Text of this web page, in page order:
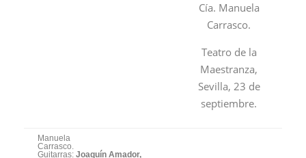
Cía. Manuela
Carrasco.
Teatro de la
Maestranza,
Sevilla, 23 de
septiembre.
Manuela
Carrasco.
Guitarras: Joaquín Amador,